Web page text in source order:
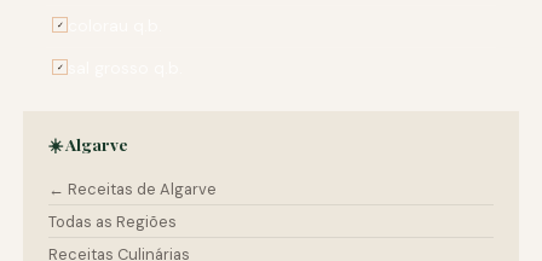
✓
✓
☀️ Algarve
← Receitas de Algarve
Todas as Regiões
Receitas Culinárias